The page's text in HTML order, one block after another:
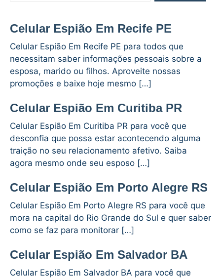
Celular Espião Em Recife PE
Celular Espião Em Recife PE para todos que
necessitam saber informações pessoais sobre a
esposa, marido ou filhos. Aproveite nossas
promoções e baixe hoje mesmo […]
Celular Espião Em Curitiba PR
Celular Espião Em Curitiba PR para você que
desconfia que possa estar acontecendo alguma
traição no seu relacionamento afetivo. Saiba
agora mesmo onde seu esposo […]
Celular Espião Em Porto Alegre RS
Celular Espião Em Porto Alegre RS para você que
mora na capital do Rio Grande do Sul e quer saber
como se faz para monitorar […]
Celular Espião Em Salvador BA
Celular Espião Em Salvador BA para você que